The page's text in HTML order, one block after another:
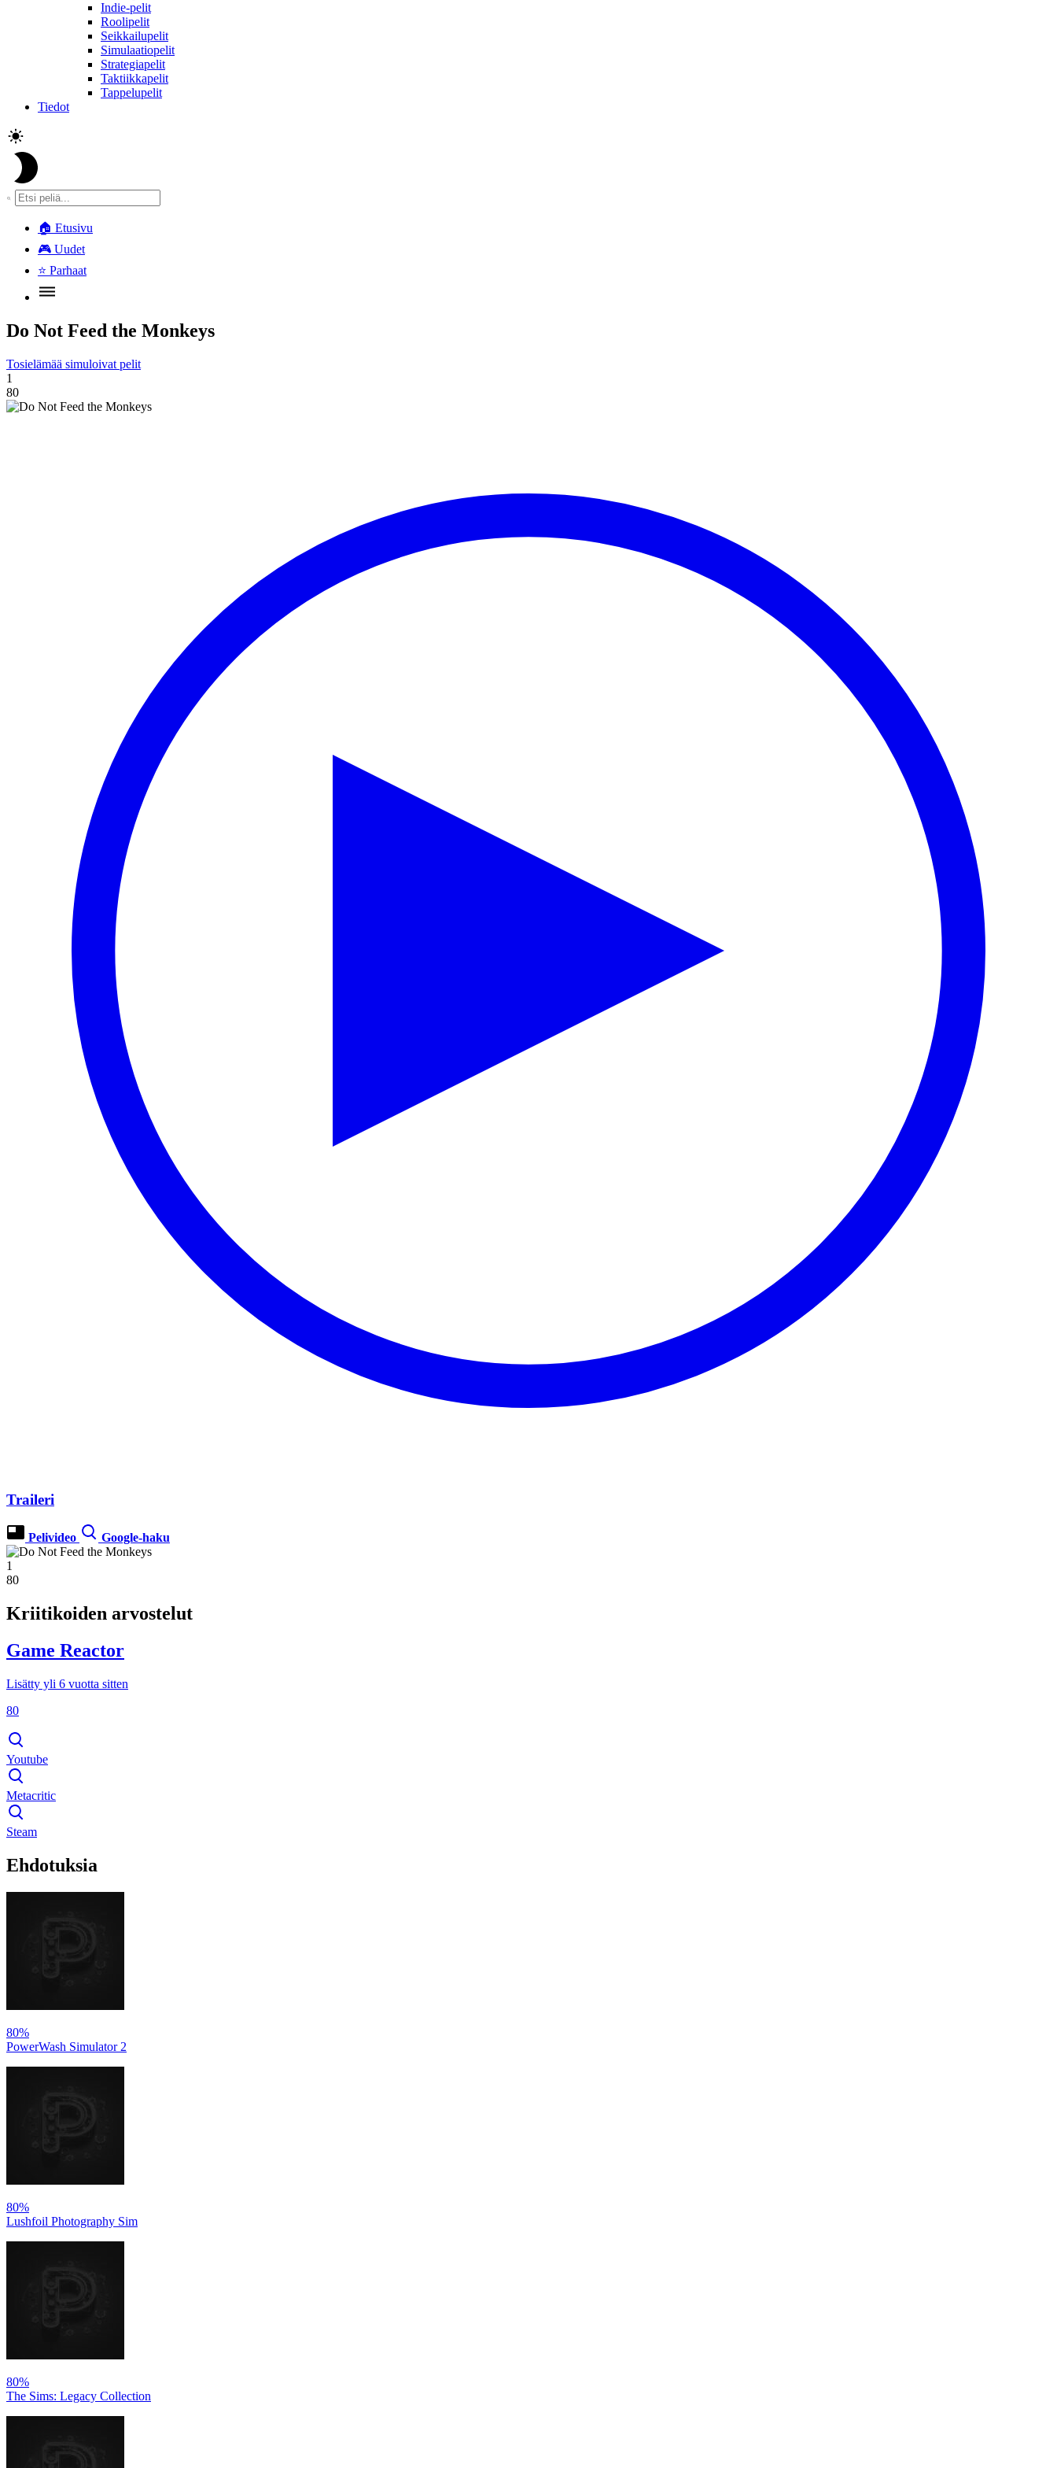
Indie-pelit
Roolipelit
Seikkailupelit
Simulaatiopelit
Strategiapelit
Taktiikkapelit
Tappelupelit
Tiedot
🏠 Etusivu
🎮 Uudet
⭐ Parhaat
Do Not Feed the Monkeys
Tosielämää simuloivat pelit
1
80
Traileri
Pelivideo Google-haku
1
80
Kriitikoiden arvostelut
Game Reactor
Lisätty yli 6 vuotta sitten
80
Youtube
Metacritic
Steam
Ehdotuksia
80%
PowerWash Simulator 2
80%
Lushfoil Photography Sim
80%
The Sims: Legacy Collection